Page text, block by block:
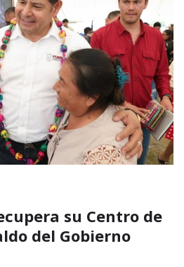
su Centro de
del Gobierno